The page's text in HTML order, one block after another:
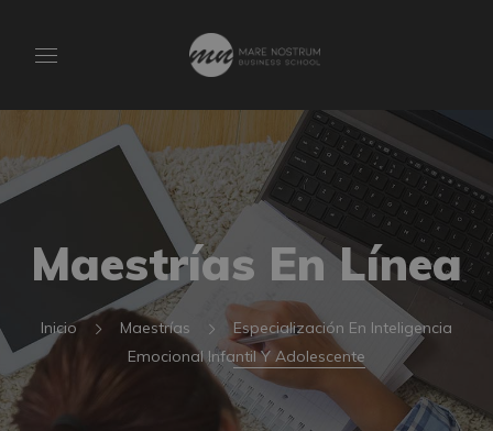
Maestrías En Línea
Inicio Maestrías
Especialización En Inteligencia
Emocional Infantil Y Adolescente